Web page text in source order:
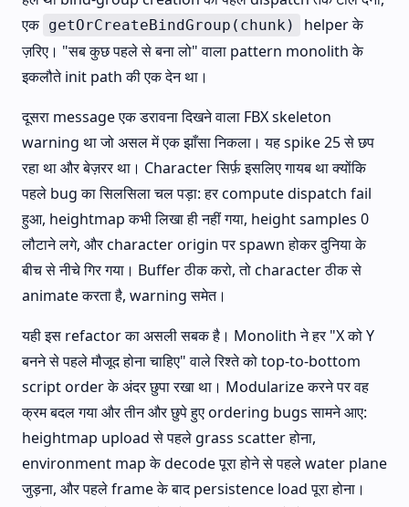
एक getOrCreateBindGroup(chunk)
helper के
ज़रिए। "सब कुछ पहले से बना लो" वाला pattern monolith के
इकलौते init path की एक देन था।
दूसरा message एक डरावना दिखने वाला FBX skeleton
warning था जो असल में एक झाँसा निकला। यह spike 25 से छप
रहा था और बेज़रर था। Character सिर्फ़ इसलिए गायब था क्योंकि
पहले bug का सिलसिला चल पड़ा: हर compute dispatch fail
हुआ, heightmap कभी लिखा ही नहीं गया, height samples 0
लौटाने लगे, और character origin पर spawn होकर दुनिया के
बीच से नीचे गिर गया। Buffer ठीक करो, तो character ठीक से
animate करता है, warning समेत।
यही इस refactor का असली सबक है। Monolith ने हर "X को Y
बनने से पहले मौजूद होना चाहिए" वाले रिश्ते को top-to-bottom
script order के अंदर छुपा रखा था। Modularize करने पर वह
क्रम बदल गया और तीन और छुपे हुए ordering bugs सामने आए:
heightmap upload से पहले grass scatter होना,
environment map के decode पूरा होने से पहले water plane
जुड़ना, और पहले frame के बाद persistence load पूरा होना।